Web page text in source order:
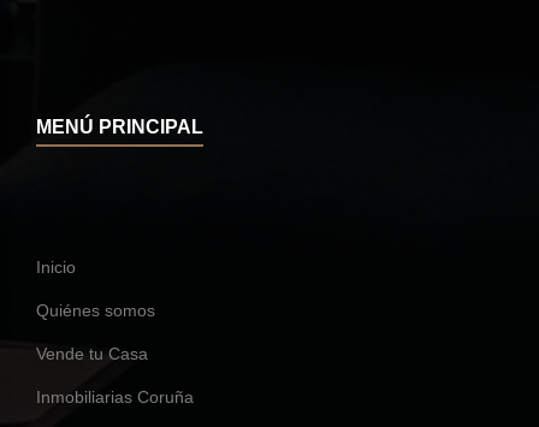
MENÚ PRINCIPAL
Inicio
Quiénes somos
Vende tu Casa
Inmobiliarias Coruña